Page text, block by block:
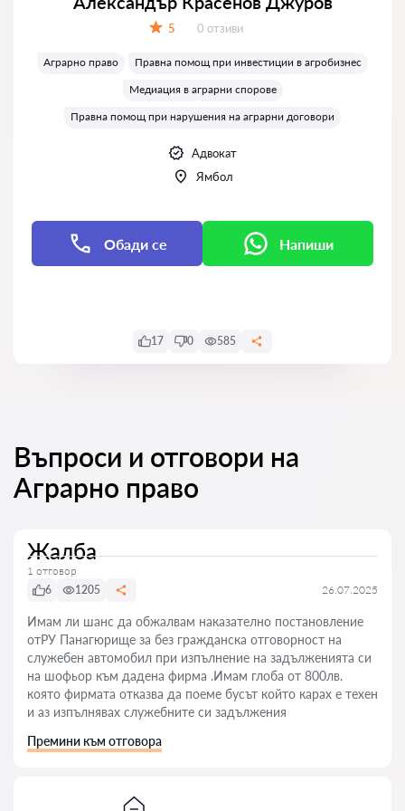
5 Отзиви:
0 отзиви
Аграрно право
Правна помощ при инвестиции в агробизнес
Медиация в аграрни спорове
Правна помощ при нарушения на аграрни договори
Адвокат
Ямбол
Обади се Напиши
17 0 585
Въпроси и отговори на
Аграрно право
Жалба
1 отговор
6
1205 26.07.2025
Имам ли шанс да обжалвам наказателно постановление
отРУ Панагюрище за без гражданска отговорност на
служебен автомобил при изпълнение на задълженията си
на шофьор към дадена фирма .Имам глоба от 800лв.
която фирмата отказва да поеме бусът който карах е техен
и аз изпълнявах служебните си задължения
Премини към отговора